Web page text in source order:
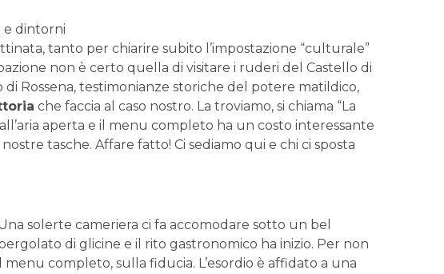
e dintorni
tanto per chiarire subito l’impostazione “culturale”
non è certo quella di visitare i ruderi del Castello di
di Rossena, testimonianze storiche del potere matildico,
che faccia al caso nostro. La troviamo, si chiama “La
aperta e il menu completo ha un costo interessante
tasche. Affare fatto! Ci sediamo qui e chi ci sposta
solerte cameriera ci fa accomodare sotto un bel
di glicine e il rito gastronomico ha inizio. Per non
completo, sulla fiducia. L’esordio è affidato a una